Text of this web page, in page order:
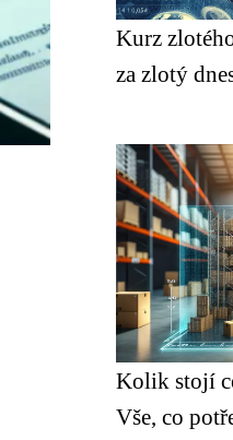
Kurz
za zlotý
Kolik stojí
Vše, co